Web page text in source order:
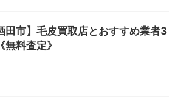
田市】毛皮買取店とおすすめ業者3
無料査定》